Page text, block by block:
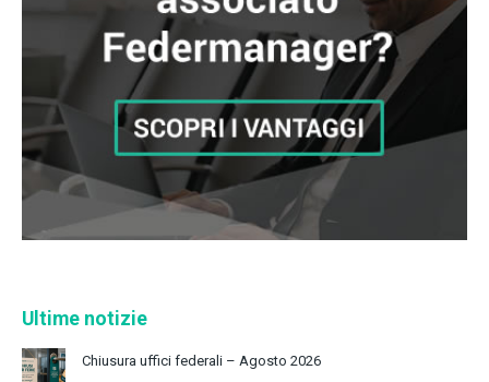
Ultime notizie
Chiusura uffici federali – Agosto 2026